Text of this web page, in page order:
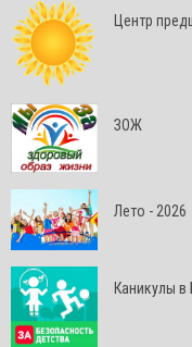
Центр
ЗОЖ
Лето - 2026
Каникулы в